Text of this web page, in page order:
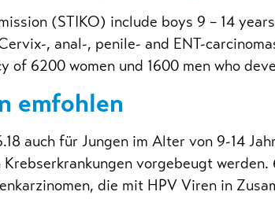
(STIKO) include boys 9 – 14
, anal-, penile- and ENT-
6200 women und 1600 men who
emfohlen
auch für Jungen im Alter von 9-14
vorgebeugt werden.
die mit HPV Viren in